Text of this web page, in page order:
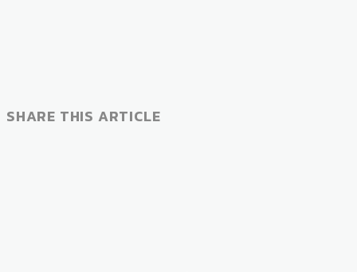
SHARE THIS ARTICLE